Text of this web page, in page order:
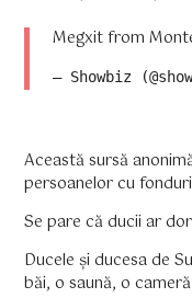
Megxit from
— Showbiz
Această sursă
persoanelor cu
Se pare că ducii ar
Ducele și ducesa de
băi, o saună, o